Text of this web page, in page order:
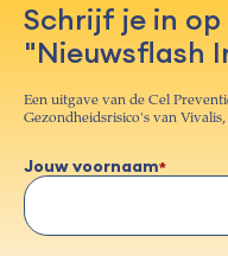
Schrijf je in
"Nieuwsflash
Een uitgave van de Cel
Gezondheidsrisico's van
Jouw voornaam